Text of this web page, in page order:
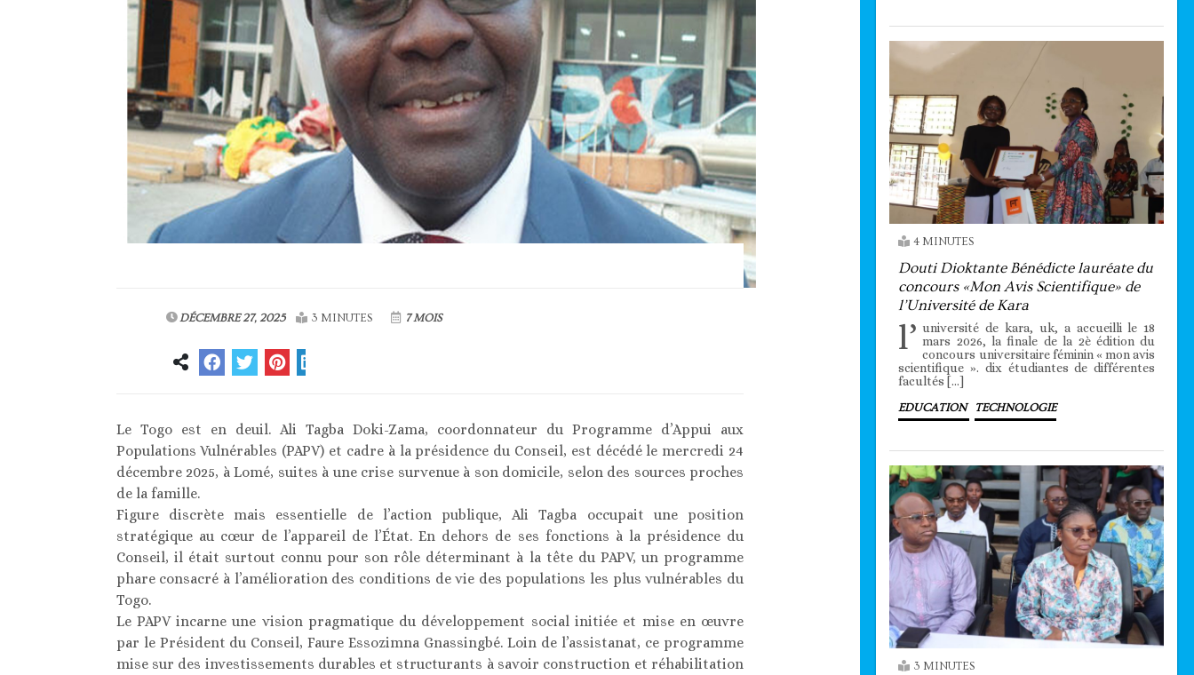
DÉCEMBRE 27, 2025 3 MINUTES 7 MOIS
Le Togo est en deuil. Ali Tagba Doki-Zama, coordonnateur du Programme d’Appui aux
Populations Vulnérables (PAPV) et cadre à la présidence du Conseil, est décédé le mercredi 24
décembre 2025, à Lomé, suites à une crise survenue à son domicile, selon des sources proches
de la famille.
Figure discrète mais essentielle de l’action publique, Ali Tagba occupait une position
stratégique au cœur de l’appareil de l’État. En dehors de ses fonctions à la présidence du
Conseil, il était surtout connu pour son rôle déterminant à la tête du PAPV, un programme
phare consacré à l’amélioration des conditions de vie des populations les plus vulnérables du
Togo.
Le PAPV incarne une vision pragmatique du développement social initiée et mise en œuvre
par le Président du Conseil, Faure Essozimna Gnassingbé. Loin de l’assistanat, ce programme
mise sur des investissements durables et structurants à savoir construction et réhabilitation
4 MINUTES
Douti Dioktante Bénédicte lauréate du
concours «Mon Avis Scientifique» de
l’Université de Kara
l’ université de kara, uk, a accueilli le 18
mars 2026, la finale de la 2è édition du
concours universitaire féminin « mon avis
scientifique ». dix étudiantes de différentes
facultés […]
EDUCATION TECHNOLOGIE
3 MINUTES